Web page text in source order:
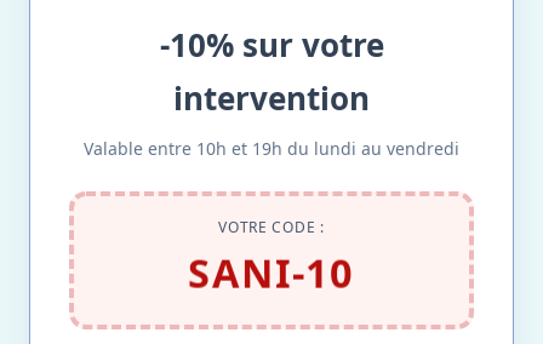
-10% sur votre
intervention
Valable entre 10h et 19h du lundi au vendredi
VOTRE CODE :
SANI-10